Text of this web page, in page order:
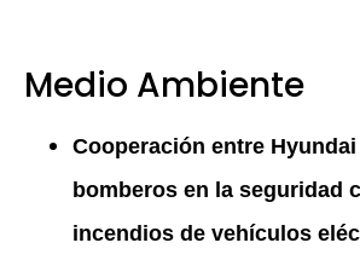
Medio Ambiente
Cooperación entre
bomberos en la seguridad
incendios de vehículos